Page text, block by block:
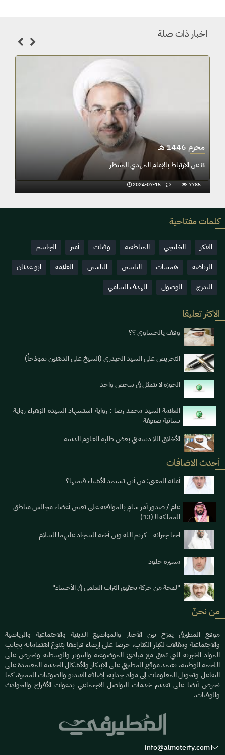
اخبار ذات صلة
محرم 1446 هـ
8 عن الإرتباط بالإمام المهدي المنتظر
2024-07-15 7785
كلمات مفتاحية
الفكر الخليجي المناطقية وفيات أمير
الجاسم
الرياضة
همسات الياسين الياسين العلامة
ابو عدنان
التدرج
الوصول الهدف السامي
الاكثر تعليقا
وقف يالحساوي ؟؟
التحريض على السيد الحيدري (الشيخ علي الدهنين نموذجاً)
الحوزة لا تتمثل في شخص واحد
العلامة السيد محمد رضا : رواية استشهاد السيدة الزهراء رواية
نسائية ضعيفة
الأخلاق اللا دينية في بعض طلبة العلوم الدينية
أحدث الاضافات
أمانة المعنى: من أين تستمد الأشياء قيمتها؟
عام / صدور أمر سامٍ بالموافقة على تعيين أعضاء مجالس مناطق
المملكة الـ(13)
احنا جيرانه – كريم الله وبن أخيه السجاد عليهما السلام
مسيرة خلود
"لمحة من حركة تحقيق التراث العلمي في الأحساء"
من نحنٌ
موقع المطيرفي يمزج بين الأخبار والمواضيع الدينية والاجتماعية والرياضية
والاجتماعية ومقالات لكبار الكتاب، حرصا على إرضاء قراءها بتنوع اهتماماته بجانب
المواد الخبرية التي تتفق مع مبادئ الموضوعية والتنوير والوسطية ونحرص على
اللحمة الوطنية، يعتمد موقع المطيرفي على الابتكار والأشكال الحديثة المعتمدة على
التفاعل وتحويل المعلومات إلى مواد جذابة، إضافة الفيديو والصوتيات المميزة، كما
نحرص أيضا على تقديم خدمات التواصل الاجتماعي بدعوات الأفراح والحوادث
والوفيات.
info@almoterfy.com